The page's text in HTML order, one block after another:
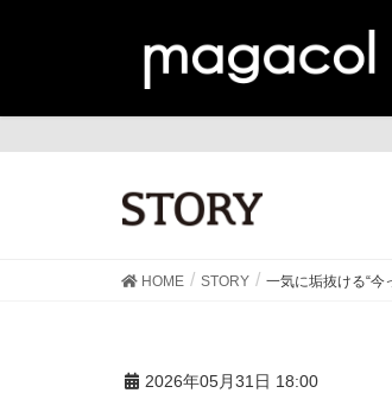
HOME STORY 一気に垢抜ける“今
2026年05月31日 18:00